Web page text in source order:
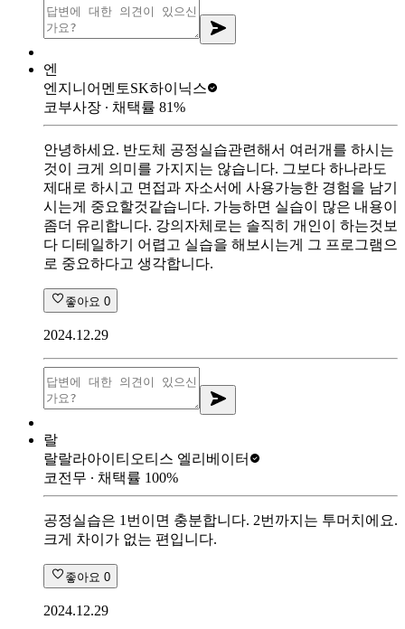
엔
엔지니어멘토SK하이닉스
코부사장 ∙ 채택률 81%
안녕하세요. 반도체 공정실습관련해서 여러개를 하시는
것이 크게 의미를 가지지는 않습니다. 그보다 하나라도
제대로 하시고 면접과 자소서에 사용가능한 경험을 남기
시는게 중요할것같습니다. 가능하면 실습이 많은 내용이
좀더 유리합니다. 강의자체로는 솔직히 개인이 하는것보
다 디테일하기 어렵고 실습을 해보시는게 그 프로그램으
로 중요하다고 생각합니다.
좋아요 0
2024.12.29
랄
랄랄라아이티 오티스 엘리베이터
코전무 ∙ 채택률 100%
공정실습은 1번이면 충분합니다. 2번까지는 투머치에요.
크게 차이가 없는 편입니다.
좋아요 0
2024.12.29